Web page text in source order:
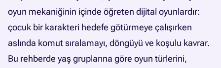
oyun mekaniğinin içinde öğreten dijital oyunlardır:
çocuk bir karakteri hedefe götürmeye çalışırken
aslında komut sıralamayı, döngüyü ve koşulu kavrar.
Bu rehberde yaş gruplarına göre oyun türlerini,